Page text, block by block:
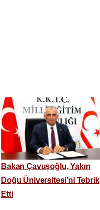
Bakan Çavuşoğlu, Yakın
Doğu Üniversitesi’ni Tebrik
Etti